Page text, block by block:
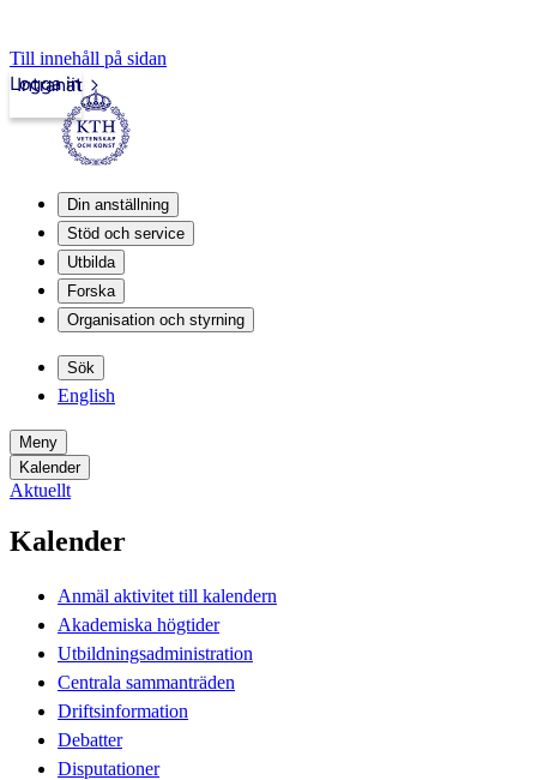
Till innehåll på sidan
Intranät
Logga in
Din anställning
Stöd och service
Utbilda
Forska
Organisation och styrning
Sök
English
Meny
Kalender
Aktuellt
Kalender
Anmäl aktivitet till kalendern
Akademiska högtider
Utbildningsadministration
Centrala sammanträden
Driftsinformation
Debatter
Disputationer